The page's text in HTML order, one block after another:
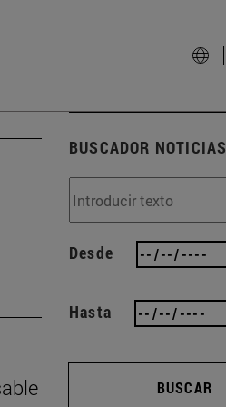
BUSCADOR NOTICIAS
Desde
Hasta
BUSCAR